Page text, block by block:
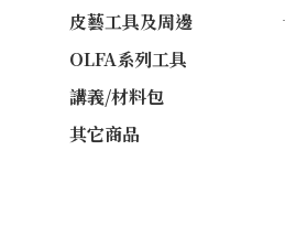
皮藝工具及周邊
OLFA系列工具
講義/材料包
其它商品